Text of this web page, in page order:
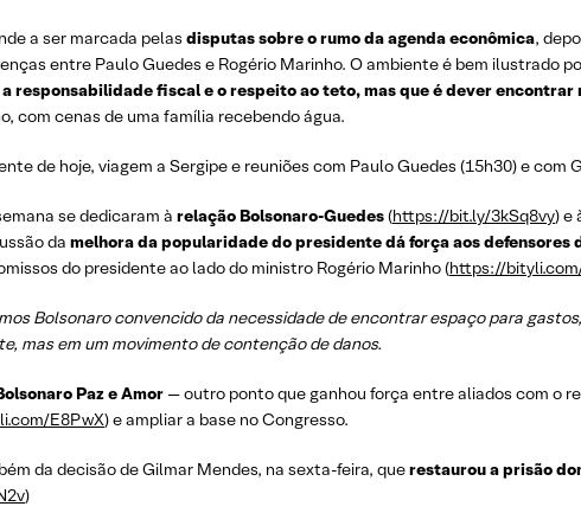
a ser marcada pelas disputas sobre o rumo da agenda econômica,
entre Paulo Guedes e Rogério Marinho. O ambiente é bem ilustrado
responsabilidade fiscal e o respeito ao teto, mas que é dever
com cenas de uma família recebendo água.
de hoje, viagem a Sergipe e reuniões com Paulo Guedes (15h30) e com
se dedicaram à relação Bolsonaro-Guedes(https://bit.ly/3kSq8vy) e
da melhora da popularidade do presidente dá força aos defensores
do presidente ao lado do ministro Rogério Marinho (https://
Bolsonaro convencido da necessidade de encontrar espaço para
mas em um movimento de contenção de danos.
Paz e Amor — outro ponto que ganhou força entre aliados com o
E8PwX) e ampliar a base no Congresso.
da decisão de Gilmar Mendes, na sexta-feira, querestaurou a prisão
)